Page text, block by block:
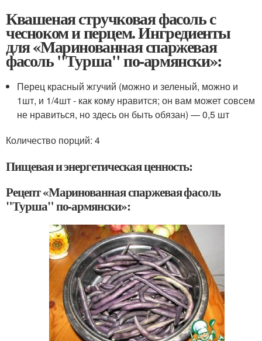
Квашеная стручковая фасоль с
чесноком и перцем. Ингредиенты
для «Маринованная спаржевая
фасоль "Турша" по-армянски»:
Перец красный жгучий (можно и зеленый, можно и
1шт, и 1/4шт - как кому нравится; он вам может совсем
не нравиться, но здесь он быть обязан) — 0,5 шт
Количество порций: 4
Пищевая и энергетическая ценность:
Рецепт «Маринованная спаржевая фасоль
"Турша" по-армянски»: